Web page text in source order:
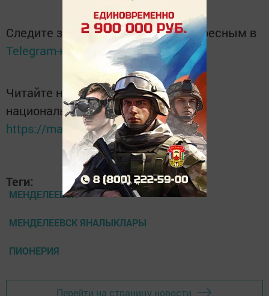
Следите за самым важным и интересным в
Telegram-канале
Татмедиа
Читайте новости Татарстана в
национальном мессенджере MАХ:
https://max.ru/tatmedia
Теги:
МЕНДЕЛЕЕВСК
МЕНДЕЛЕЕВСК ЯНАЛЫКЛАРЫ
ПИОНЕРИЯ
Перейти на страницу новости